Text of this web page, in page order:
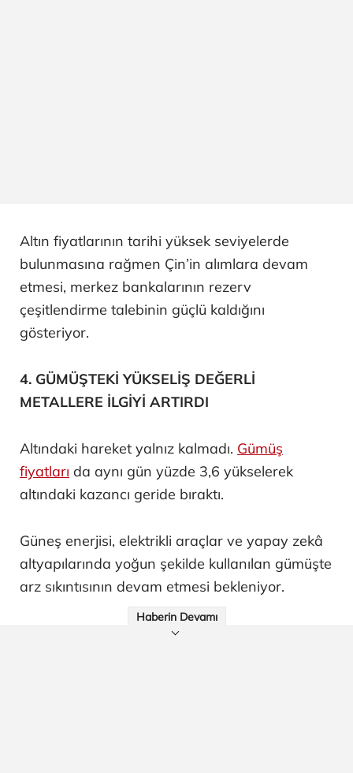
Altın fiyatlarının tarihi yüksek seviyelerde
bulunmasına rağmen Çin’in alımlara devam
etmesi, merkez bankalarının rezerv
çeşitlendirme talebinin güçlü kaldığını
gösteriyor.
4. GÜMÜŞTEKİ YÜKSELİŞ DEĞERLİ
METALLERE İLGİYİ ARTIRDI
Altındaki hareket yalnız kalmadı. Gümüş
fiyatları da aynı gün yüzde 3,6 yükselerek
altındaki kazancı geride bıraktı.
Güneş enerjisi, elektrikli araçlar ve yapay zekâ
altyapılarında yoğun şekilde kullanılan gümüşte
arz sıkıntısının devam etmesi bekleniyor.
Haberin Devamı